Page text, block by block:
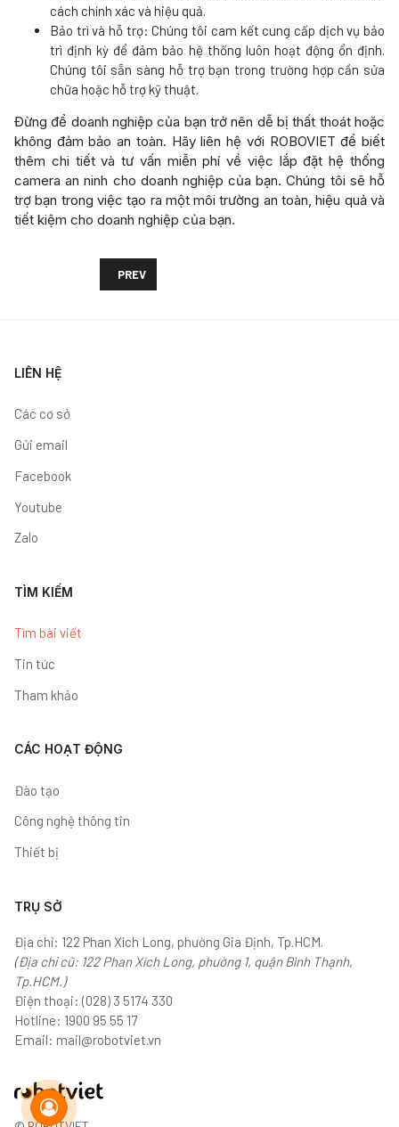
cách chính xác và hiệu quả.
Bảo trì và hỗ trợ: Chúng tôi cam kết cung cấp dịch vụ bảo
trì định kỳ để đảm bảo hệ thống luôn hoạt động ổn định.
Chúng tôi sẵn sàng hỗ trợ bạn trong trường hợp cần sửa
chữa hoặc hỗ trợ kỹ thuật.
Đừng để doanh nghiệp của bạn trở nên dễ bị thất thoát hoặc
không đảm bảo an toàn. Hãy liên hệ với ROBOVIET để biết
thêm chi tiết và tư vấn miễn phí về việc lắp đặt hệ thống
camera an ninh cho doanh nghiệp của bạn. Chúng tôi sẽ hỗ
trợ bạn trong việc tạo ra một môi trường an toàn, hiệu quả và
tiết kiệm cho doanh nghiệp của bạn.
PREVIOUS ARTICLE: TƯ VẤN LẮP ĐẶT HỆ THỐNG
PREV
LIÊN HỆ
Các cơ sở
Gửi email
Facebook
Youtube
Zalo
TÌM KIẾM
Tìm bài viết
Tin tức
Tham khảo
CÁC HOẠT ĐỘNG
Đào tạo
Công nghệ thông tin
Thiết bị
TRỤ SỞ
Địa chỉ: 122 Phan Xích Long, phường Gia Định, Tp.HCM.
(Địa chỉ cũ: 122 Phan Xích Long, phường 1, quận Bình Thạnh,
Tp.HCM.)
Điện thoại: (028) 3 5174 330
Hotline: 1900 95 55 17
Email: mail@robotviet.vn